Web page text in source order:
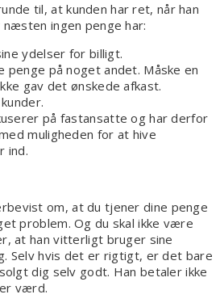
til, at kunden har ret, når han
ingen penge har:
ydelser for billigt.
penge på noget andet. Måske en
gav det ønskede afkast.
på fastansatte og har derfor
muligheden for at hive
ind.
om, at du tjener dine penge
problem. Og du skal ikke være
at han vitterligt bruger sine
Selv hvis det er rigtigt, er det bare
dig selv godt. Han betaler ikke
værd.